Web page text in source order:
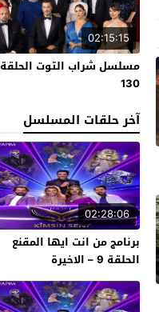
02:15:15
مسلسل شراب التوت الحلقة
130
آخر حلقات المسلسل
02:28:06
برنامج من انت ايها المقنع
الحلقة 9 – الاخيرة